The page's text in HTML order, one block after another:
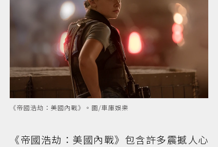
《帝國浩劫：美國內戰》。圖/車庫娛樂
《帝國浩劫：美國內戰》包含許多震撼人心